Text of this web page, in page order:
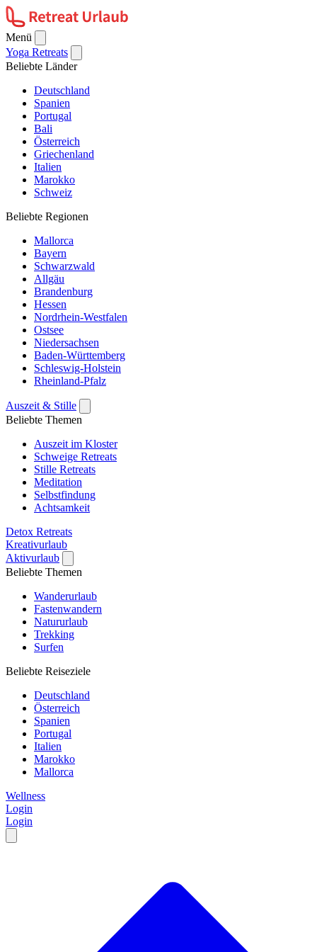
Menü
Yoga Retreats
Beliebte Länder
Deutschland
Spanien
Portugal
Bali
Österreich
Griechenland
Italien
Marokko
Schweiz
Beliebte Regionen
Mallorca
Bayern
Schwarzwald
Allgäu
Brandenburg
Hessen
Nordrhein-Westfalen
Ostsee
Niedersachsen
Baden-Württemberg
Schleswig-Holstein
Rheinland-Pfalz
Auszeit & Stille
Beliebte Themen
Auszeit im Kloster
Schweige Retreats
Stille Retreats
Meditation
Selbstfindung
Achtsamkeit
Detox Retreats
Kreativurlaub
Aktivurlaub
Beliebte Themen
Wanderurlaub
Fastenwandern
Natururlaub
Trekking
Surfen
Beliebte Reiseziele
Deutschland
Österreich
Spanien
Portugal
Italien
Marokko
Mallorca
Wellness
Login
Login